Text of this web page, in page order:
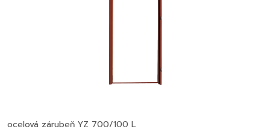
ocelová zárubeň YZ 700/100 L